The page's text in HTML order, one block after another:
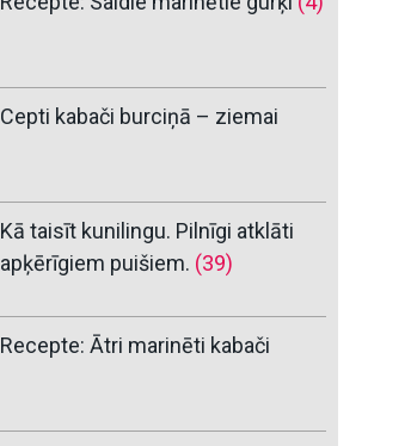
Cepti kabači burciņā – ziemai
Kā taisīt kunilingu. Pilnīgi atklāti
apķērīgiem puišiem. (39)
Recepte: Ātri marinēti kabači